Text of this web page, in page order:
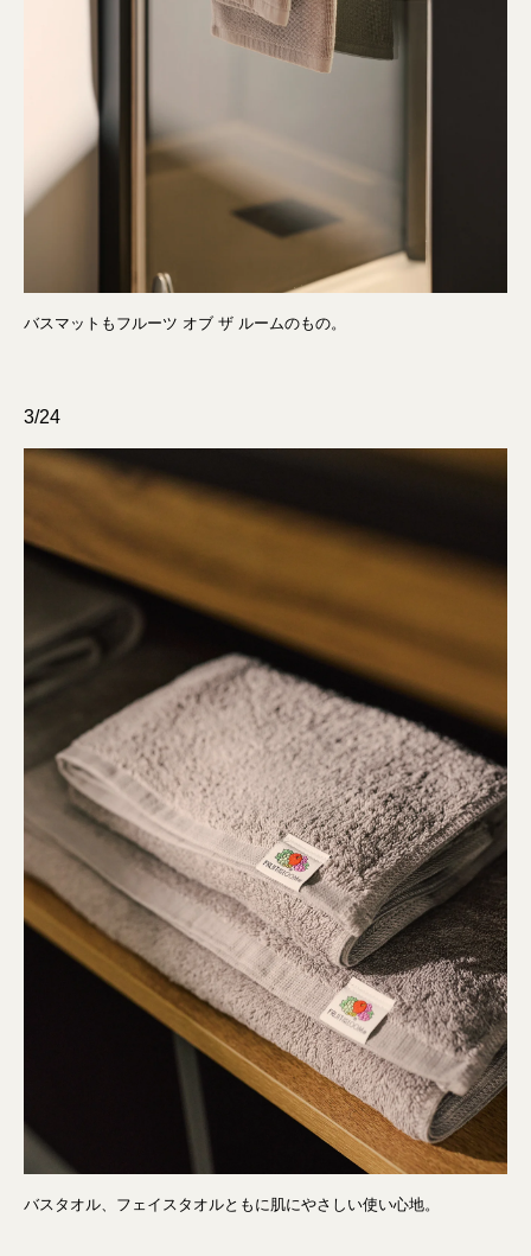
バスマットもフルーツ オブ ザ ルームのもの。
3/24
バスタオル、フェイスタオルともに肌にやさしい使い心地。